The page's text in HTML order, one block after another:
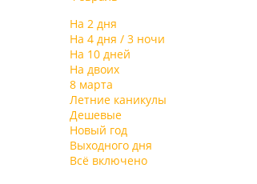
оригинальные
комфортабельные номера со
располагают к приятному
восстановлению сил и
уединенного и спокойного
комфортабельные
отдельно, в лесу.
Для отдыхающих
разовое питание: в большом
«шведского стола», в
заказ»
На 2 дня
На 4 дня / 3 ночи
На 10 дней
На двоих
8 марта
Летние каникулы
Дешевые
Новый год
Выходного дня
Всё включено